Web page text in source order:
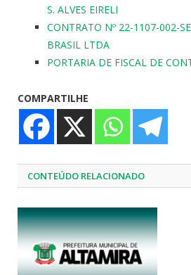
S. ALVES EIRELI
CONTRATO Nº 22-1107-002-
BRASIL LTDA
PORTARIA DE FISCAL DE
COMPARTILHE
CONTEÚDO RELACIONADO